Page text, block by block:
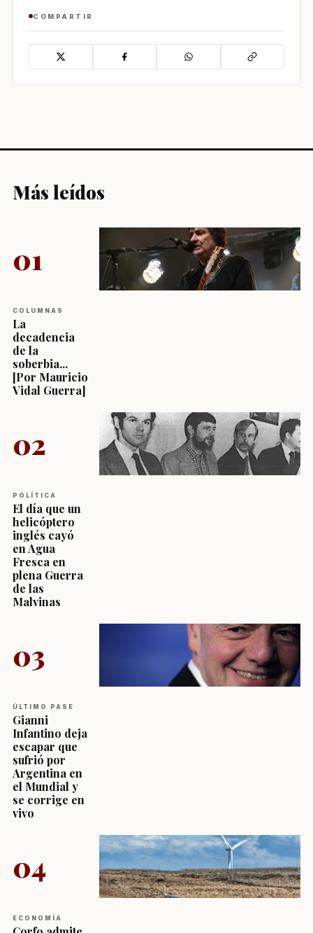
COMPARTIR
Más leídos
01
COLUMNAS
La
decadencia
de la
soberbia...
[Por Mauricio
Vidal Guerra]
02
POLÍTICA
El día que un
helicóptero
inglés cayó
en Agua
Fresca en
plena Guerra
de las
Malvinas
03
ÚLTIMO PASE
Gianni
Infantino deja
escapar que
sufrió por
Argentina en
el Mundial y
se corrige en
vivo
04
ECONOMÍA